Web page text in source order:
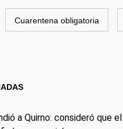
Cuarentena obligatoria
a Quirno: consideró que